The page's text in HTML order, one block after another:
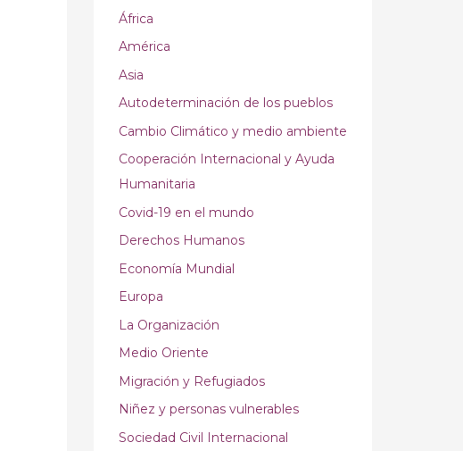
África
América
Asia
Autodeterminación de los pueblos
Cambio Climático y medio ambiente
Cooperación Internacional y Ayuda
Humanitaria
Covid-19 en el mundo
Derechos Humanos
Economía Mundial
Europa
La Organización
Medio Oriente
Migración y Refugiados
Niñez y personas vulnerables
Sociedad Civil Internacional